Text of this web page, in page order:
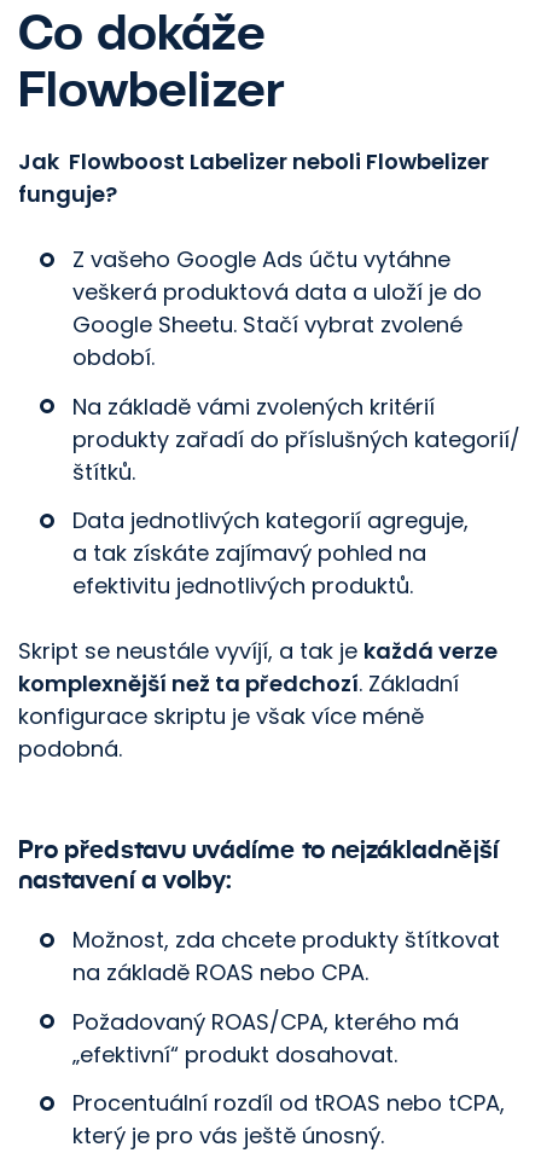
Co dokáže
Flowbelizer
Jak Flowboost Labelizer neboli Flowbelizer
funguje?
Z vašeho Google Ads účtu vytáhne
veškerá produktová data a uloží je do
Google Sheetu. Stačí vybrat zvolené
období.
Na základě vámi zvolených kritérií
produkty zařadí do příslušných kategorií/​
štítků.
Data jednotlivých kategorií agreguje,
a tak získáte zajímavý pohled na
efektivitu jednotlivých produktů.
Skript se neustále vyvíjí, a tak je každá verze
komplexnější než ta předchozí. Základní
konfigurace skriptu je však více méně
podobná.
Pro představu uvádíme to nejzákladnější
nastavení a volby:
Možnost, zda chcete produkty štítkovat
na základě ROAS nebo CPA.
Požadovaný ROAS/CPA, kterého má
„efektivní“ produkt dosahovat.
Procentuální rozdíl od tROAS nebo tCPA,
který je pro vás ještě únosný.